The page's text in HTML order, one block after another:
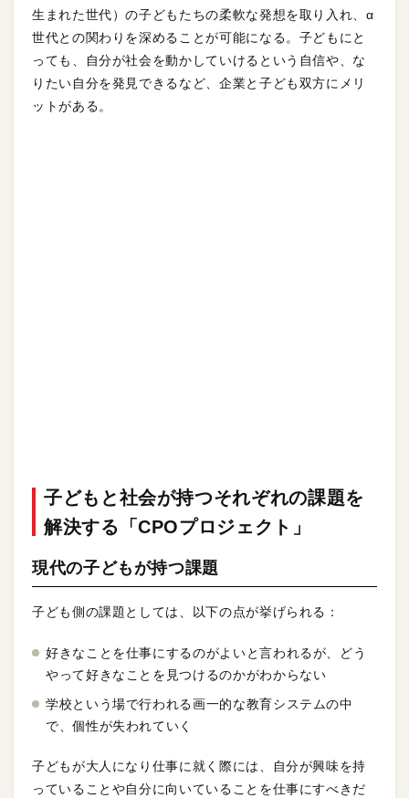
生まれた世代）の子どもたちの柔軟な発想を取り入れ、α
世代との関わりを深めることが可能になる。子どもにと
っても、自分が社会を動かしていけるという自信や、な
りたい自分を発見できるなど、企業と子ども双方にメリ
ットがある。
子どもと社会が持つそれぞれの課題を
解決する「CPOプロジェクト」
現代の子どもが持つ課題
子ども側の課題としては、以下の点が挙げられる：
好きなことを仕事にするのがよいと言われるが、どう
やって好きなことを見つけるのかがわからない
学校という場で行われる画一的な教育システムの中
で、個性が失われていく
子どもが大人になり仕事に就く際には、自分が興味を持
っていることや自分に向いていることを仕事にすべきだ